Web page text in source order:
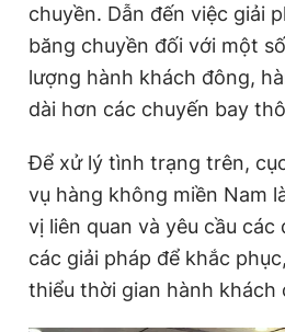
chuyền. Dẫn đến việc giải
băng chuyền đối với một
lượng hành khách đông,
dài hơn các chuyến bay
Để xử lý tình trạng trên,
vụ hàng không miền Nam
vị liên quan và yêu cầu
các giải pháp để khắc
thiểu thời gian hành khách